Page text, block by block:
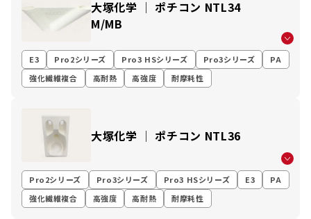
大塚化学 │ ポチコン NTL34
M/MB
E3 Pro2シリーズ Pro3 HSシリーズ Pro3シリーズ
PA
強化繊維複合
高耐熱 高強度 耐摩耗性
大塚化学 │ ポチコン NTL36
Pro2シリーズ Pro3シリーズ Pro3 HSシリーズ E3
PA
強化繊維複合
高強度 高耐熱 耐摩耗性